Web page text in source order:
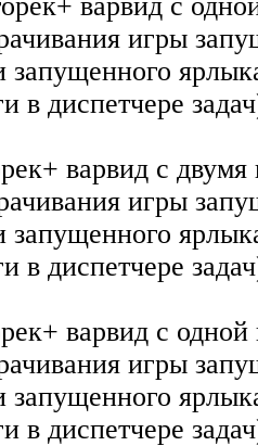
игры
в диспетчере
варвид с двумя
игры
в диспетчере
варвид с одной
игры
в диспетчере